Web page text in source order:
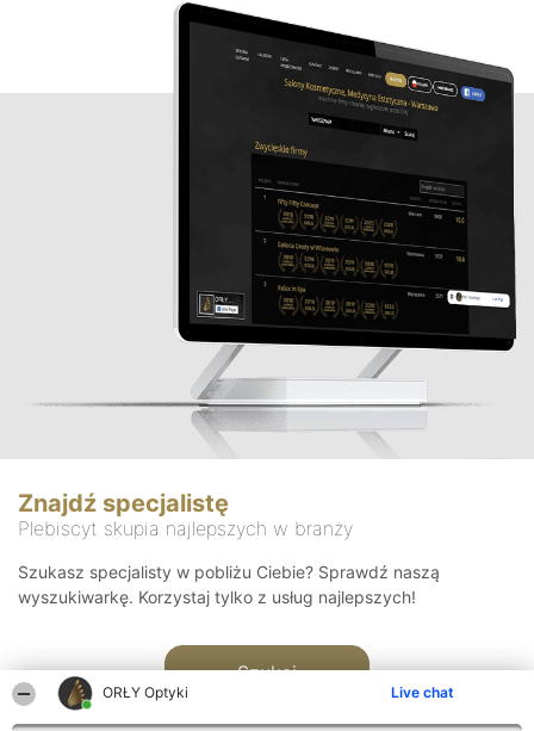
ORŁY Optyki Live chat
Znajdź specjalistę
Plebiscyt skupia najlepszych w branży
Szukasz specjalisty w pobliżu Ciebie? Sprawdź naszą
wyszukiwarkę. Korzystaj tylko z usług najlepszych!
Szukaj